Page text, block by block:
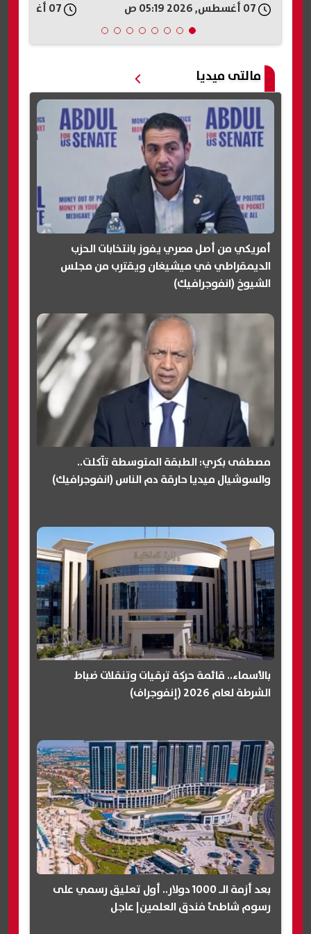
مالتى ميديا
أمريكي من أصل مصري يفوز بانتخابات الحزب
الديمقراطي في ميشيغان ويقترب من مجلس
الشيوخ (انفوجرافيك)
مصطفى بكري: الطبقة المتوسطة تآكلت..
والسوشيال ميديا حارقة دم الناس (انفوجرافيك)
بالأسماء.. قائمة حركة ترقيات وتنقلات ضباط
الشرطة لعام 2026 (إنفوجراف)
بعد أزمة الـ 1000 دولار.. أول تعليق رسمي على
رسوم شاطئ فندق العلمين| عاجل